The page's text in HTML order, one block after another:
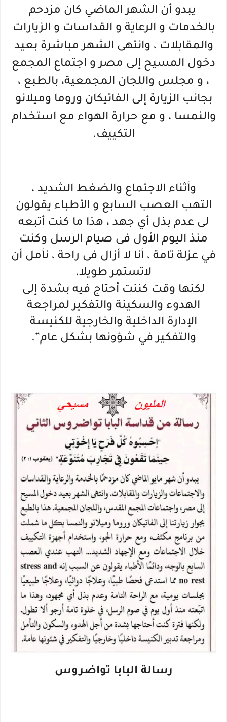
يبدو أن الشهر الماضي كان مزدحم
بالخدمات و الرعاية و القداسات و الزيارات
والمقابلات ، وانتهى الشهر مباشرة بعيد
دخول المسيح إلى مصر و اجتماع المجمع
، و مجلس واللجان المجمعية، بالطبع ،
بجانب الزيارة إلى الفاتيكان وروما وميلانو
والنمسا ، و مع حرارة الهواء مع استخدام
التكييف.
وأثناء الاجتماع والضغط الشديد ،
التهب العصب السابع و الأطباء يقولون
لى عدم بذل أي جهد ، هذا ما كنت أتبعه
منذ اليوم الأول فى صيام الرسل وكنت
في عزلة تامة ، أنا لا أزال فى راحة ، نأمل أن
لاتستمر طويلا.
لكنها وقت كننت أحتاج فيه بشدة إلى
الهدوء والسكينة والتفكير لمراجعة
الإدارة الداخلية والخارجية للكنيسة
والتفكير في شؤونها بشكل عام”.
رسالة البابا تواضروس